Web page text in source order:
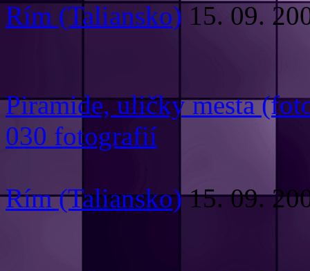
Rím (Taliansko) 15. 09.
Piramide, uličky mesta
030 fotografií
Rím (Taliansko) 15. 09.